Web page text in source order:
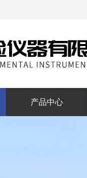
产品中心